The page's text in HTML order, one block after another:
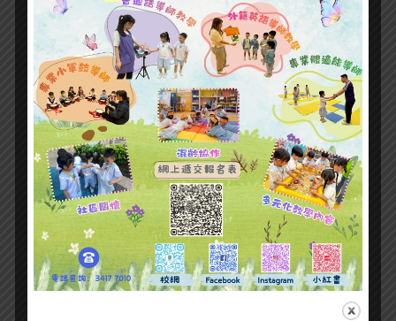
火箭升空
2022 年 9 月 29 日